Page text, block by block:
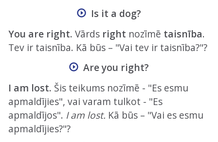
Is it a dog?
You are right. Vārds right nozīmē taisnība.
Tev ir taisnība. Kā būs – "Vai tev ir taisnība?"?
Are you right?
I am lost. Šis teikums nozīmē - "Es esmu
apmaldījies", vai varam tulkot - "Es
apmaldījos". I am lost. Kā būs – "Vai es esmu
apmaldījies?"?